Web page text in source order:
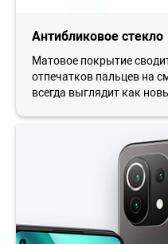
Антибликовое стекло
Матовое покрытие
отпечатков пальцев на
всегда выглядит как